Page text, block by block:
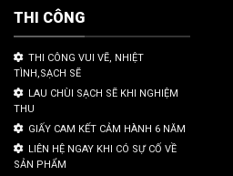
THI CÔNG
THI CÔNG VUI VẼ, NHIỆT
TÌNH,SẠCH SẼ
LAU CHÙI SẠCH SẼ KHI NGHIỆM
THU
GIẤY CAM KẾT CẢM HÀNH 6 NĂM
LIÊN HỆ NGAY KHI CÓ SỰ CỐ VỀ
SẢN PHẨM